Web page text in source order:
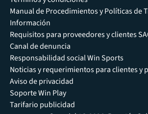
Manual de Procedimientos y Políticas de
Información
Requisitos para proveedores y clientes
Canal de denuncia
Responsabilidad social Win Sports
Noticias y requerimientos para clientes y
Aviso de privacidad
Soporte Win Play
Tarifario publicidad